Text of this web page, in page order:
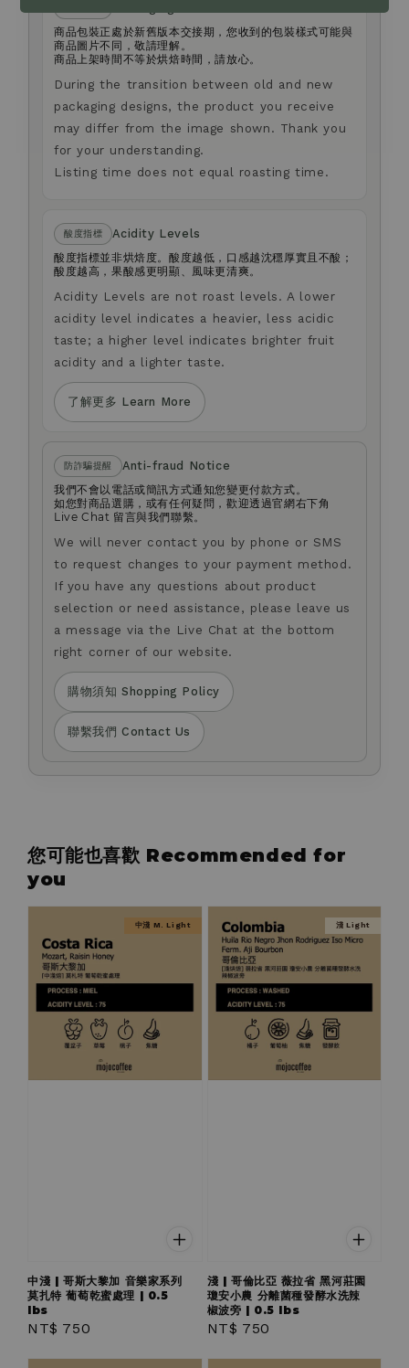
商品包裝正處於新舊版本交接期，您收到的包裝樣式可能與
商品圖片不同，敬請理解。
商品上架時間不等於烘焙時間，請放心。
During the transition between old and new
packaging designs, the product you receive
may differ from the image shown. Thank you
for your understanding.
Listing time does not equal roasting time.
酸度指標
Acidity Levels
酸度指標並非烘焙度。酸度越低，口感越沈穩厚實且不酸；
酸度越高，果酸感更明顯、風味更清爽。
Acidity Levels are not roast levels. A lower
acidity level indicates a heavier, less acidic
taste; a higher level indicates brighter fruit
acidity and a lighter taste.
了解更多 Learn More
防詐騙提醒
Anti-fraud Notice
我們不會以電話或簡訊方式通知您變更付款方式。
如您對商品選購，或有任何疑問，歡迎透過官網右下角
Live Chat 留言與我們聯繫。
We will never contact you by phone or SMS
to request changes to your payment method.
If you have any questions about product
selection or need assistance, please leave us
a message via the Live Chat at the bottom
right corner of our website.
購物須知 Shopping Policy
聯繫我們 Contact Us
您可能也喜歡 Recommended for
you
中淺 M. Light
中淺 | 哥斯大黎加 音樂家系列
莫扎特 葡萄乾蜜處理 | 0.5
lbs
Regular
NT$ 750
淺 Light
淺 | 哥倫比亞 薇拉省 黑河莊園
瓊安小農 分離菌種發酵水洗辣
椒波旁 | 0.5 lbs
Regular
NT$ 750